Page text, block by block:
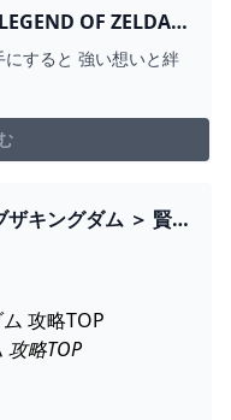
すると 強い想いと絆
キングダム ＞ 賢
略TOP